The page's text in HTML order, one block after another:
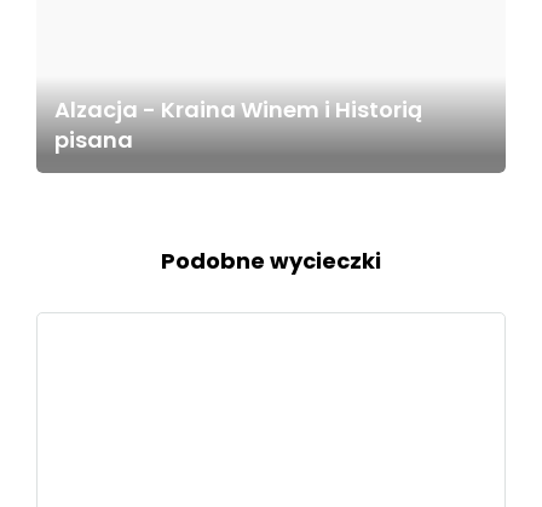
Alzacja - Kraina Winem i Historią
pisana
Podobne wycieczki